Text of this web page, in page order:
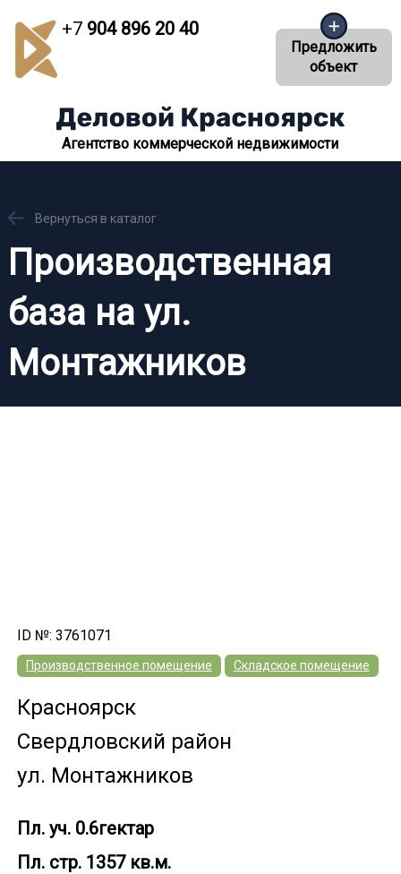
+7904 896 20 40
Агентство коммерческой недвижимости
Предложить
объект
Вернуться в каталог
Производственная
база на ул.
Монтажников
ID №: 3761071
Производственное помещение Складское помещение
Красноярск
Свердловский район
ул. Монтажников
Пл. уч. 0.6гектар
Пл. стр. 1357 кв.м.